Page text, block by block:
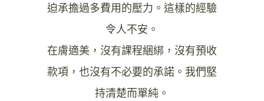
迫承擔過多費用的壓力。這樣的經驗
令人不安。
在膚適美，沒有課程綑綁，沒有預收
款項，也沒有不必要的承諾。我們堅
持清楚而單純。